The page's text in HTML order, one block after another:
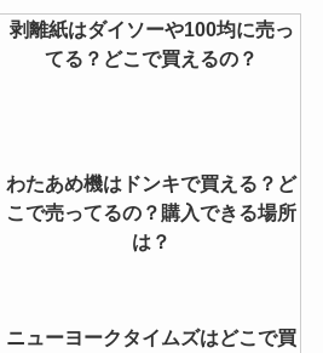
で買える？ドンキに売ってる？取
扱店舗は日本にある？
め
剥離紙はダイソーや100均に売っ
てる？どこで買えるの？
わたあめ機はドンキで買える？ど
こで売ってるの？購入できる場所
は？
ニューヨークタイムズはどこで買